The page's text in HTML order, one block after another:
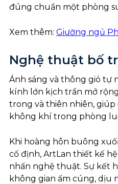
đúng chuẩn một phòng
Xem thêm: Giường ngủ
Nghệ thuật bố
Ánh sáng và thông gió tự
kính lớn kịch trần mở
trong và thiên nhiên, giúp
không khí trong phòng
Khi hoàng hôn buông
cố định, ArtLan thiết kế
nhấn nghệ thuật. Sự kết
không gian ấm cúng, dịu